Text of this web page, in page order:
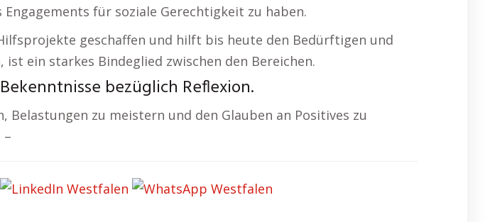
für soziale Gerechtigkeit zu haben.
geschaffen und hilft bis heute den Bedürftigen und
ein starkes Bindeglied zwischen den Bereichen.
bezüglich Reflexion.
zu meistern und den Glauben an Positives zu
–